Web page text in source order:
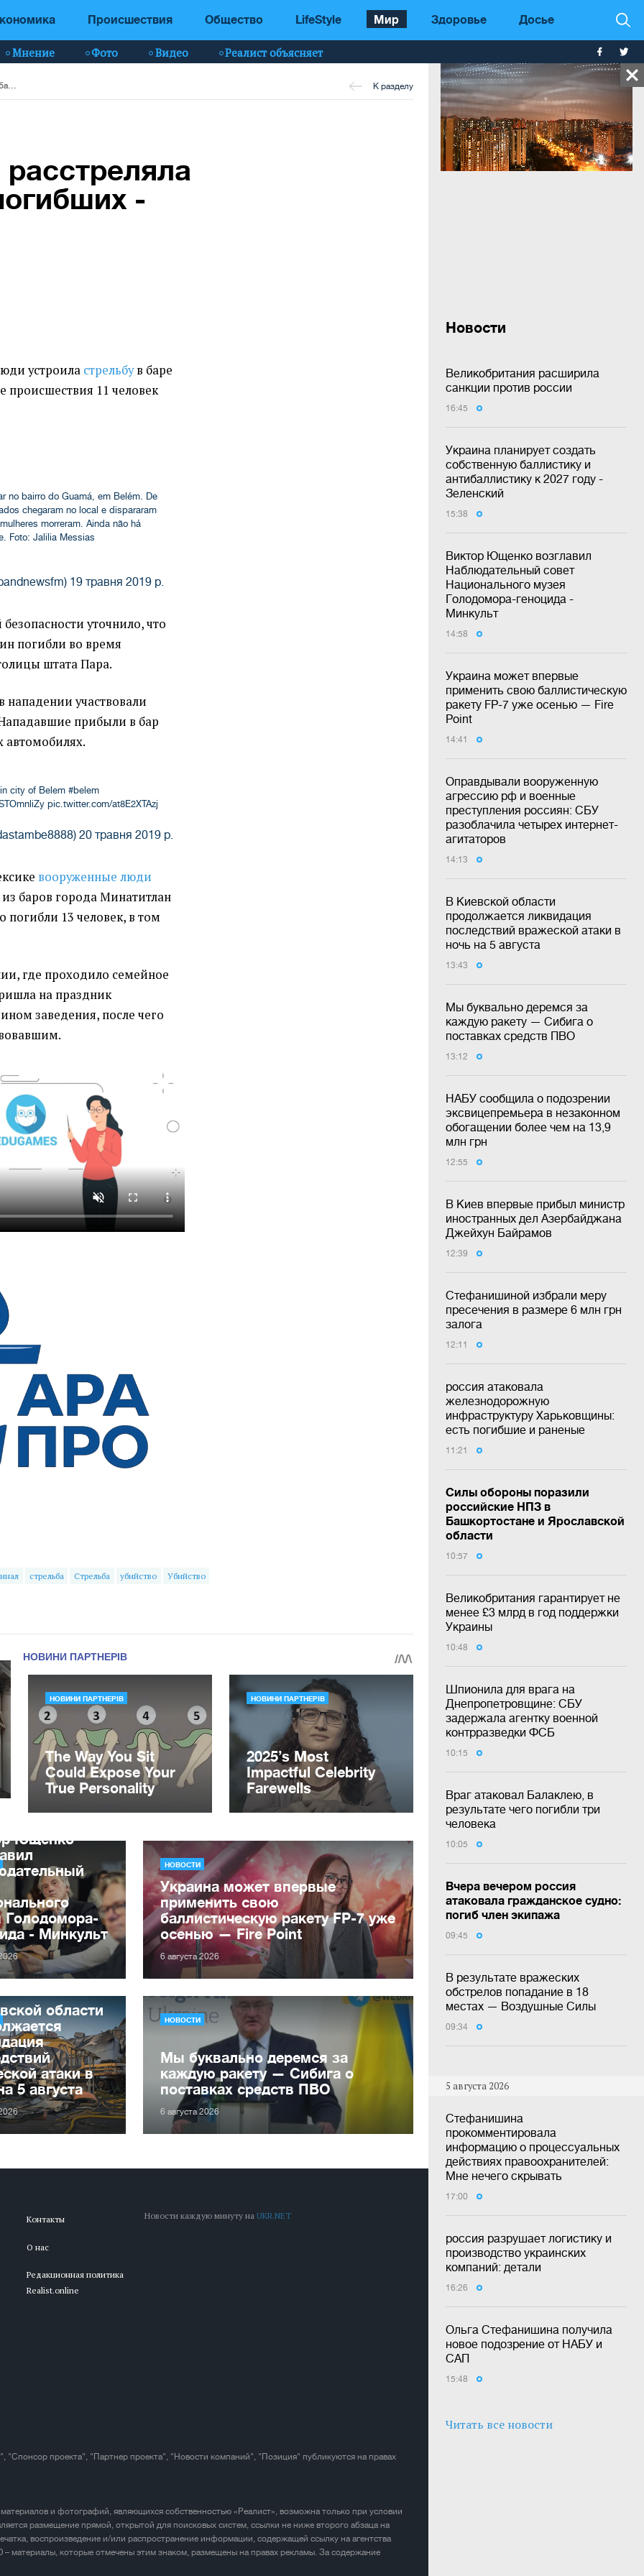
Происшествия Общество LifeStyle Мир Здоровье Досье
Мнение Фото Видео Реалист объясняет
Новости
Великобритания расширила
санкции против россии
16:45
Украина планирует создать
собственную баллистику и
антибаллистику к 2027 году -
Зеленский
15:38
Виктор Ющенко возглавил
Наблюдательный совет
Национального музея
Голодомора-геноцида -
Минкульт
14:58
Украина может впервые
применить свою баллистическую
ракету FP-7 уже осенью — Fire
Point
14:41
Оправдывали вооруженную
агрессию рф и военные
преступления россиян: СБУ
разоблачила четырех интернет-
агитаторов
14:13
В Киевской области
продолжается ликвидация
последствий вражеской атаки в
ночь на 5 августа
13:43
Мы буквально деремся за
каждую ракету — Сибига о
поставках средств ПВО
13:12
НАБУ сообщила о подозрении
эксвицепремьера в незаконном
обогащении более чем на 13,9
млн грн
12:55
В Киев впервые прибыл министр
иностранных дел Азербайджана
Джейхун Байрамов
12:39
Стефанишиной избрали меру
пресечения в размере 6 млн грн
залога
12:11
россия атаковала
железнодорожную
инфраструктуру Харьковщины:
есть погибшие и раненые
11:21
Силы обороны поразили
российские НПЗ в
Башкортостане и Ярославской
области
10:57
Великобритания гарантирует не
менее £3 млрд в год поддержки
Украины
10:48
Шпионила для врага на
Днепропетровщине: СБУ
задержала агентку военной
контрразведки ФСБ
10:15
Враг атаковал Балаклею, в
результате чего погибли три
человека
10:05
Вчера вечером россия
атаковала гражданское судно:
погиб член экипажа
09:45
В результате вражеских
обстрелов попадание в 18
местах — Воздушные Силы
09:34
5 августа 2026
Стефанишина
прокомментировала
информацию о процессуальных
действиях правоохранителей:
Мне нечего скрывать
17:00
россия разрушает логистику и
производство украинских
компаний: детали
16:26
Ольга Стефанишина получила
новое подозрение от НАБУ и
САП
15:48
Читать все новости
К разделу
-
устроила стрельбув баре
происшествия 11 человек
no bairro do Guamá, em Belém. De
chegaram no local e dispararam
morreram. Ainda não há
Foto: Jalilia Messias
19 травня 2019 р.
уточнило, что
погибли во время
штата Пара.
участвовали
прибыли в бар
автомобилях.
city of Belem#belem
pic.twitter.com/at8E2XTAzj
20 травня 2019 р.
вооруженные люди
баров города Минатитлан
погибли 13 человек, в том
где проходило семейное
на праздник
заведения, после чего
стрельба Стрельба убийство Убийство
Ющенко
Голодомора-
- Минкульт
НОВОСТИ
Украина может впервые
применить свою
баллистическую ракету FP-7 уже
осенью — Fire Point
6 августа 2026
области
атаки в
5 августа
НОВОСТИ
Мы буквально деремся за
каждую ракету — Сибига о
поставках средств ПВО
6 августа 2026
Контакты
О нас
Редакционная политика
Realist.online
Новости каждую минуту наUKR.NET
проекта", "Партнер проекта", "Новости компаний", "Позиция" публикуются на правах
и фотографий, являющихся собственностью «Реалист», возможна только при условии
размещение прямой, открытой для поисковых систем, ссылки не ниже второго абзаца на
воспроизведение и/или распространение информации, содержащей ссылку на агентства
материалы, которые отмечены этим знаком, размещены на правах рекламы. За содержание